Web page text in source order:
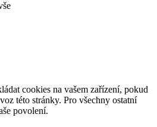
cookies na vašem zařízení, pokud
této stránky. Pro všechny ostatní
povolení.